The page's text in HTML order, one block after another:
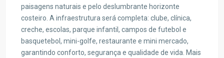
paisagens naturais e pelo deslumbrante horizonte
costeiro. A infraestrutura será completa: clube, clínica,
creche, escolas, parque infantil, campos de futebol e
basquetebol, mini-golfe, restaurante e mini mercado,
garantindo conforto, segurança e qualidade de vida. Mais